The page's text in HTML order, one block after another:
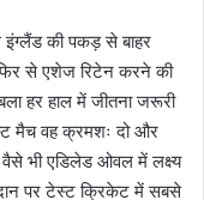
इंग्लैंड की पकड़ से बाहर
से एशेज रिटेन करने की
हर हाल में जीतना जरूरी
मैच वह क्रमशः दो और
भी एडिलेड ओवल में लक्ष्य
पर टेस्ट क्रिकेट में सबसे